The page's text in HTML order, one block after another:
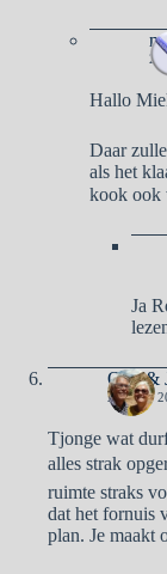
21
Hallo
Daar
als het
kook ook
Ja
Otto &
21 JUNI
Tjonge wat
alles strak
ruimte straks
dat het fornuis
plan. Je maakt